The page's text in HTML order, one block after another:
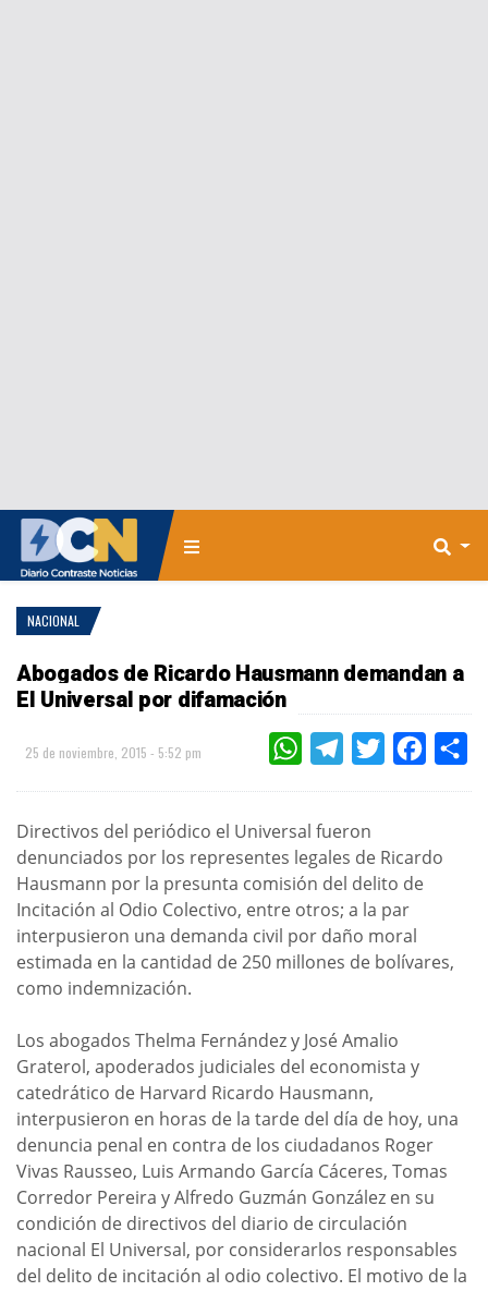
NACIONAL
Abogados de Ricardo Hausmann demandan a
El Universal por difamación
25 de noviembre, 2015 - 5:52 pm WHATSAPPTELEGRAMTWITTER
Directivos del periódico el Universal fueron
denunciados por los representes legales de Ricardo
Hausmann por la presunta comisión del delito de
Incitación al Odio Colectivo, entre otros; a la par
interpusieron una demanda civil por daño moral
estimada en la cantidad de 250 millones de bolívares,
como indemnización.
Los abogados Thelma Fernández y José Amalio
Graterol, apoderados judiciales del economista y
catedrático de Harvard Ricardo Hausmann,
interpusieron en horas de la tarde del día de hoy, una
denuncia penal en contra de los ciudadanos Roger
Vivas Rausseo, Luis Armando García Cáceres, Tomas
Corredor Pereira y Alfredo Guzmán González en su
condición de directivos del diario de circulación
nacional El Universal, por considerarlos responsables
del delito de incitación al odio colectivo. El motivo de la